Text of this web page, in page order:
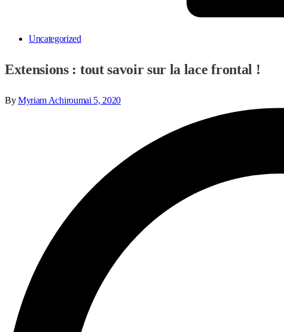
Uncategorized
Extensions : tout savoir sur la lace frontal !
ByMyriam Achiroumai 5, 2020